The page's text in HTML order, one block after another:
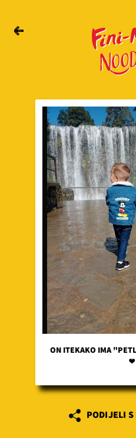
ON ITEKAKO IMA
❤️
PODIJELI